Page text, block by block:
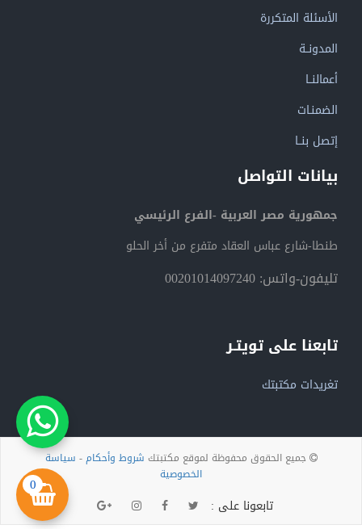
0
الأسئلة المتكررة
المدونــة
أعمالنــا
الضمنـات
إتصل بنــا
بيانات التواصل
جمهورية مصر العربية -الفرع الرئيسي
طنطا-شارع عباس العقاد متفرع من أخر الحلو
تليفون-واتس: 00201014097240
تابعنا على تويتـر
تغريدات مكتبتك
جميع الحقوق محفوظة لموقع مكتبتك شروط وأحكام- سياسة
الخصوصية
تابعونا على :